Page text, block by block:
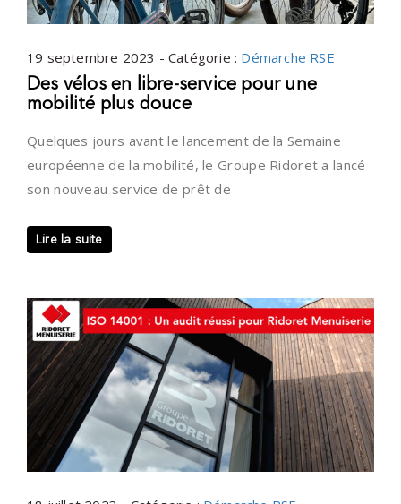
19 septembre 2023 - Catégorie : Démarche RSE
Des vélos en libre-service pour une
mobilité plus douce
Quelques jours avant le lancement de la Semaine
européenne de la mobilité, le Groupe Ridoret a lancé
son nouveau service de prêt de
Lire la suite